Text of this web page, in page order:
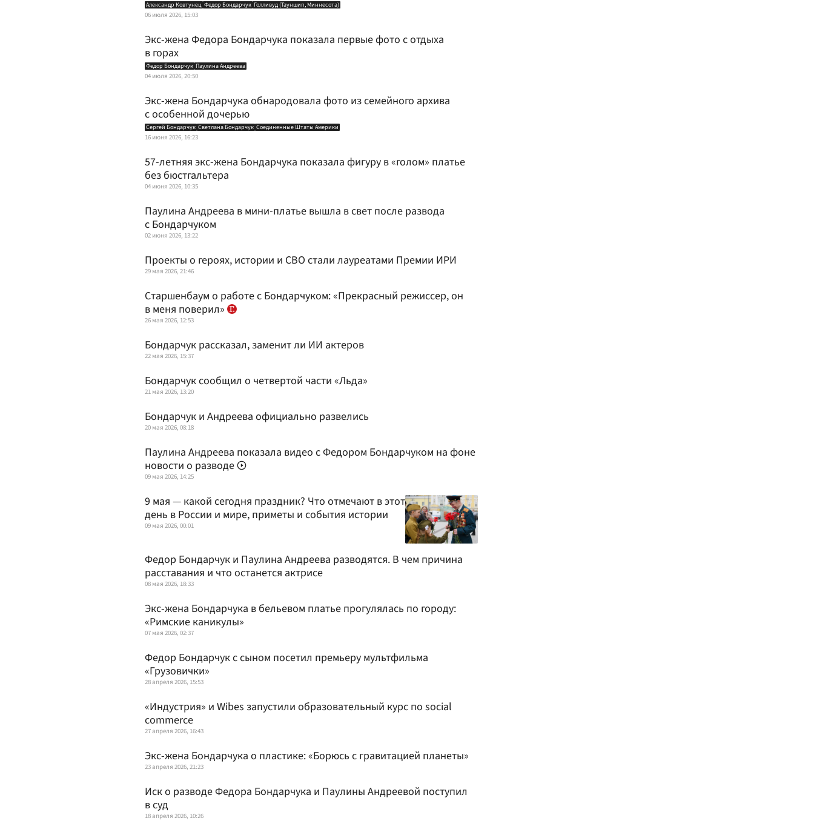
Александр Ковтунец Федор Бондарчук Голливуд (Тауншип, Миннесота)
06 июля 2026, 15:03
Экс-жена Федора Бондарчука показала первые фото с отдыха
в горах
Федор Бондарчук Паулина Андреева
04 июля 2026, 20:50
Экс-жена Бондарчука обнародовала фото из семейного архива
с особенной дочерью
Сергей Бондарчук Светлана Бондарчук Соединенные Штаты Америки
16 июня 2026, 16:23
57-летняя экс-жена Бондарчука показала фигуру в «голом» платье
без бюстгальтера
04 июня 2026, 10:35
Паулина Андреева в мини-платье вышла в свет после развода
с Бондарчуком
02 июня 2026, 13:22
Проекты о героях, истории и СВО стали лауреатами Премии ИРИ
29 мая 2026, 21:46
Старшенбаум о работе с Бондарчуком: «Прекрасный режиссер, он
в меня поверил»
26 мая 2026, 12:53
Бондарчук рассказал, заменит ли ИИ актеров
22 мая 2026, 15:37
Бондарчук сообщил о четвертой части «Льда»
21 мая 2026, 13:20
Бондарчук и Андреева официально развелись
20 мая 2026, 08:18
Паулина Андреева показала видео с Федором Бондарчуком на фоне
новости о разводе
09 мая 2026, 14:25
9 мая — какой сегодня праздник? Что отмечают в этот
день в России и мире, приметы и события истории
09 мая 2026, 00:01
Федор Бондарчук и Паулина Андреева разводятся. В чем причина
расставания и что останется актрисе
08 мая 2026, 18:33
Экс-жена Бондарчука в бельевом платье прогулялась по городу:
«Римские каникулы»
07 мая 2026, 02:37
Федор Бондарчук с сыном посетил премьеру мультфильма
«Грузовички»
28 апреля 2026, 15:53
«Индустрия» и Wibes запустили образовательный курс по social
commerce
27 апреля 2026, 16:43
Экс-жена Бондарчука о пластике: «Борюсь с гравитацией планеты»
23 апреля 2026, 21:23
Иск о разводе Федора Бондарчука и Паулины Андреевой поступил
в суд
18 апреля 2026, 10:26